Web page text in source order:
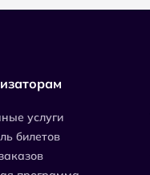
услуги
билетов